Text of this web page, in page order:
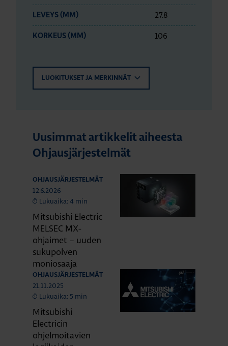
LEVEYS (MM) 27.8
KORKEUS (MM) 106
LUOKITUKSET JA MERKINNÄT
Uusimmat artikkelit aiheesta
Ohjausjärjestelmät
OHJAUSJÄRJESTELMÄT
12.6.2026
Lukuaika: 4 min
Mitsubishi Electric
MELSEC MX-
ohjaimet – uuden
sukupolven
moniosaaja
OHJAUSJÄRJESTELMÄT
21.11.2025
Lukuaika: 5 min
Mitsubishi
Electricin
ohjelmoitavien